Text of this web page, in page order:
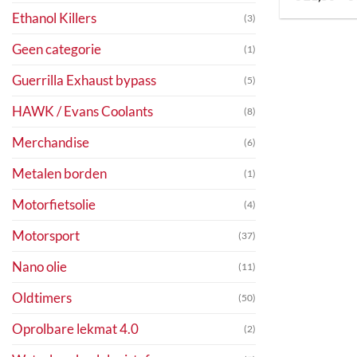
Ethanol Killers (3)
Geen categorie (1)
Guerrilla Exhaust bypass (5)
HAWK / Evans Coolants (8)
Merchandise (6)
Metalen borden (1)
Motorfietsolie (4)
Motorsport (37)
Nano olie (11)
Oldtimers (50)
Oprolbare lekmat 4.0 (2)